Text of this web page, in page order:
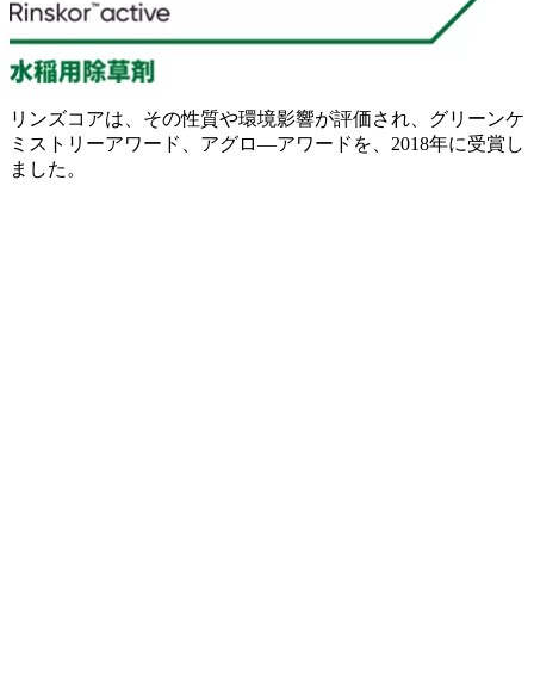
リンズコアは、その性質や環境影響が評価され、グリーンケ
ミストリーアワード、アグロ―アワードを、2018年に受賞し
ました。